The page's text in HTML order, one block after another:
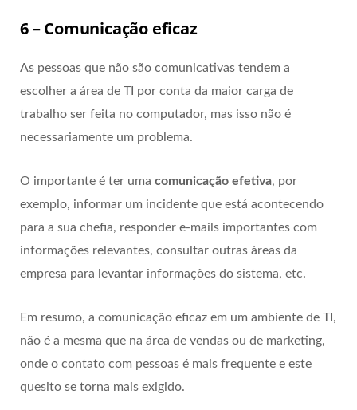
6 – Comunicação eficaz
As pessoas que não são comunicativas tendem a
escolher a área de TI por conta da maior carga de
trabalho ser feita no computador, mas isso não é
necessariamente um problema.
O importante é ter uma comunicação efetiva, por
exemplo, informar um incidente que está acontecendo
para a sua chefia, responder e-mails importantes com
informações relevantes, consultar outras áreas da
empresa para levantar informações do sistema, etc.
Em resumo, a comunicação eficaz em um ambiente de TI,
não é a mesma que na área de vendas ou de marketing,
onde o contato com pessoas é mais frequente e este
quesito se torna mais exigido.